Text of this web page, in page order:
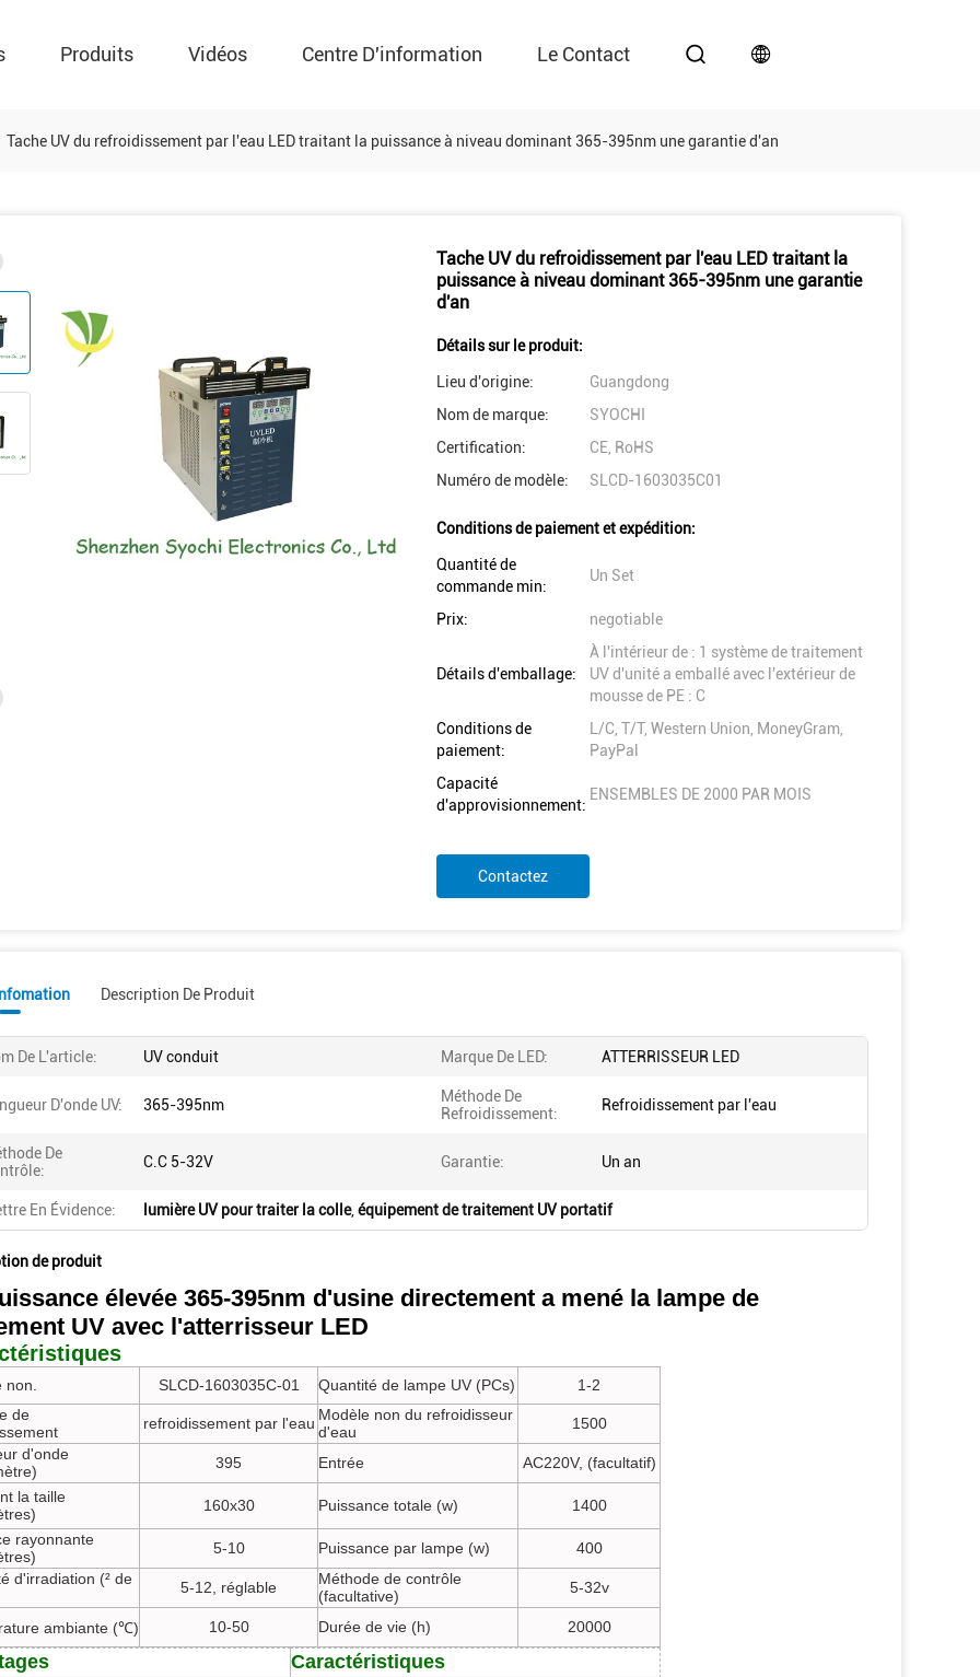
Produits Vidéos Centre D'information Le Contact
Tache UV du refroidissement par l'eau LED traitant la puissance à niveau dominant 365-395nm une garantie d'an
Tache UV du refroidissement par l'eau LED traitant la
puissance à niveau dominant 365-395nm une garantie
d'an
Détails sur le produit:
Lieu d'origine:
Guangdong
Nom de marque:
SYOCHI
Certification:
CE, RoHS
Numéro de modèle:
SLCD-1603035C01
Conditions de paiement et expédition:
Quantité de
commande min:
Un Set
Prix: negotiable
Détails d'emballage:
À l'intérieur de : 1 système de traitement
UV d'unité a emballé avec l'extérieur de
mousse de PE : C
Conditions de
paiement:
L/C, T/T, Western Union, MoneyGram,
PayPal
Capacité
d'approvisionnement:
ENSEMBLES DE 2000 PAR MOIS
Contactez
Description De Produit
De L'article: UV conduit Marque De LED: ATTERRISSEUR LED
D'onde UV: 365-395nm
Méthode De
Refroidissement:
Refroidissement par l'eau
De
C.C 5-32V Garantie: Un an
En Évidence: lumière UV pour traiter la colle, équipement de traitement UV portatif
de produit
élevée 365-395nm d'usine directement a mené la lampe de
UV avec l'atterrisseur LED
SLCD-1603035C-01 Quantité de lampe UV (PCs)
1-2
de
refroidissement par l'eau Modèle non du refroidisseur
d'eau
1500
d'onde
395 Entrée
AC220V, (facultatif)
la taille
160x30 Puissance totale (w)
1400
rayonnante
5-10 Puissance par lampe (w)
400
d'irradiation (² de
5-12, réglable
Méthode de contrôle
(facultative)
5-32v
ambiante (℃) 10-50 Durée de vie (h) 20000
Caractéristiques